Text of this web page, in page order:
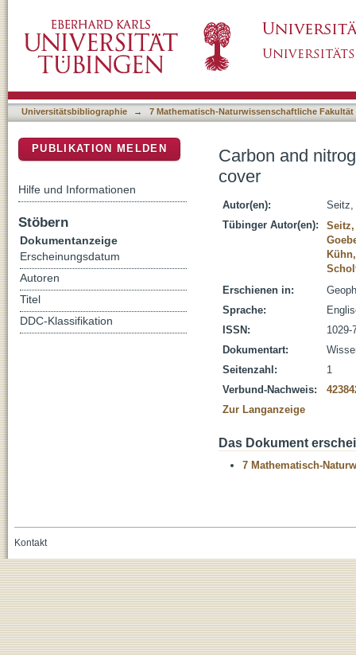
Universitätsbibliographie → 7 Mathematisch-Naturwissenschaftliche Fakultät
Carbon and
cover
Autor(en):
Seitz,
Tübinger Autor(en):
Erschienen in:
Sprache:
ISSN:
1029-
Dokumentart:
Seitenzahl:
1
Verbund-Nachweis:
Zur Langanzeige
Das Dokument
7 Mathematisch-
PUBLIKATION MELDEN
Hilfe und Informationen
Stöbern
Dokumentanzeige
Erscheinungsdatum
Autoren
Titel
DDC-Klassifikation
Kontakt